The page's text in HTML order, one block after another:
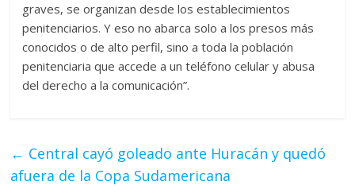
graves, se organizan desde los establecimientos
penitenciarios. Y eso no abarca solo a los presos más
conocidos o de alto perfil, sino a toda la población
penitenciaria que accede a un teléfono celular y abusa
del derecho a la comunicación”.
← Central cayó goleado ante Huracán y quedó
afuera de la Copa Sudamericana